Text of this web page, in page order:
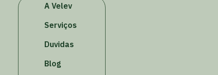
A Velev
Serviços
Duvidas
Blog